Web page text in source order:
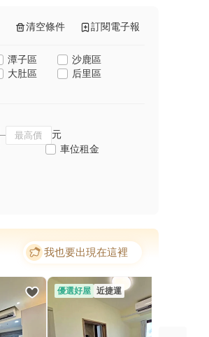
清空條件 訂閱電子報
潭子區
沙鹿區
大肚區
后里區
元
車位租金
我也要出現在這裡
優選好屋 近捷運